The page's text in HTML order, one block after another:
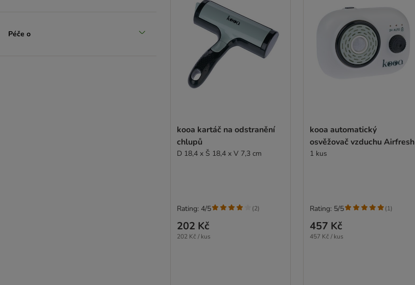
Péče o
kooa kartáč na odstranění
chlupů
D 18,4 x Š 18,4 x V 7,3 cm
202 Kč
202 Kč / kus
Rating: 4/5 (2)
kooa automatický
osvěžovač vzduchu Airfresh
1 kus
457 Kč
457 Kč / kus
Rating: 5/5 (1)